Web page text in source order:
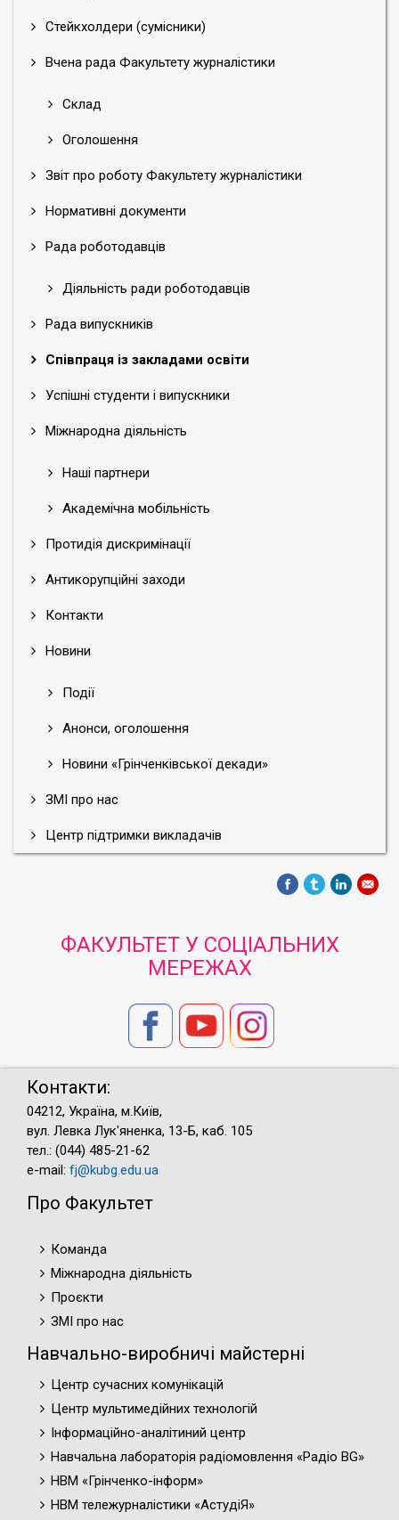
Стейкхолдери (сумісники)
Вчена рада Факультету журналістики
Склад
Оголошення
Звіт про роботу Факультету журналістики
Нормативні документи
Рада роботодавців
Діяльність ради роботодавців
Рада випускників
Співпраця із закладами освіти
Успішні студенти і випускники
Міжнародна діяльність
Наші партнери
Академічна мобільність
Протидія дискримінації
Антикорупційні заходи
Контакти
Новини
Події
Анонси, оголошення
Новини «Грінченківської декади»
ЗМІ про нас
Центр підтримки викладачів
ФАКУЛЬТЕТ У СОЦІАЛЬНИХ
МЕРЕЖАХ
Контакти:
04212, Україна, м.Київ,
вул. Левка Лук'яненка, 13-Б, каб. 105
тел.: (044) 485-21-62
e-mail: fj@kubg.edu.ua
Про Факультет
Команда
Міжнародна діяльність
Проєкти
ЗМІ про нас
Навчально-виробничі майстерні
Центр сучасних комунікацій
Центр мультимедійних технологій
Інформаційно-аналітиний центр
Навчальна лабораторія радіомовлення «Радіо BG»
НВМ «Грінченко-інформ»
НВМ тележурналістики «АстудіЯ»